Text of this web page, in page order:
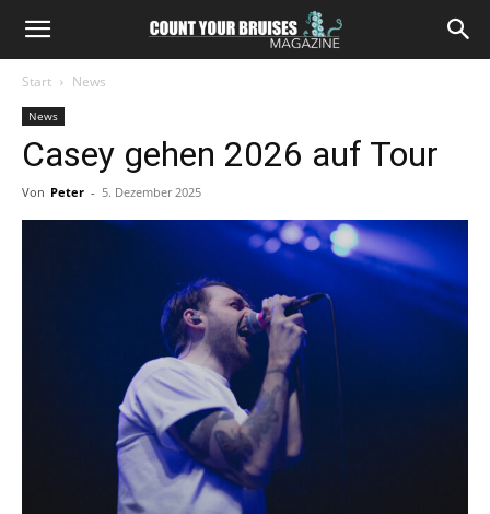
Start News
News
Casey gehen 2026 auf Tour
Von Peter - 5. Dezember 2025